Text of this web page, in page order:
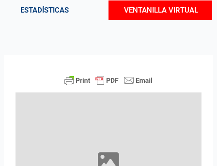
ESTADÍSTICAS VENTANILLA VIRTUAL